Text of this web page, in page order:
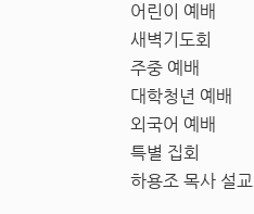
어린이 예배
새벽기도회
주중 예배
대학청년 예배
외국어 예배
특별 집회
하용조 목사 설교